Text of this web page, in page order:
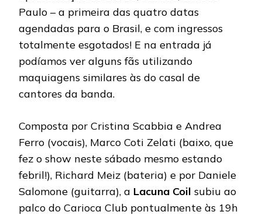
Paulo – a primeira das quatro datas
agendadas para o Brasil, e com ingressos
totalmente esgotados! E na entrada já
podíamos ver alguns fãs utilizando
maquiagens similares às do casal de
cantores da banda.
Composta por Cristina Scabbia e Andrea
Ferro (vocais), Marco Coti Zelati (baixo, que
fez o show neste sábado mesmo estando
febril!), Richard Meiz (bateria) e por Daniele
Salomone (guitarra), a Lacuna Coil subiu ao
palco do Carioca Club pontualmente às 19h